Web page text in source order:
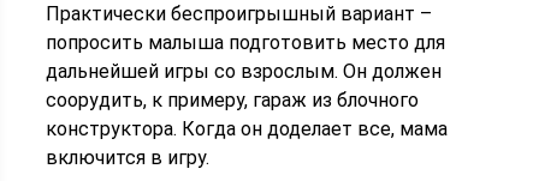
Практически беспроигрышный вариант –
попросить малыша подготовить место для
дальнейшей игры со взрослым. Он должен
соорудить, к примеру, гараж из блочного
конструктора. Когда он доделает все, мама
включится в игру.